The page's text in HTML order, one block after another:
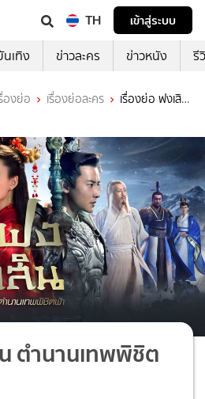
TH
เข้าสู่ระบบ
นเทิง ข่าวละคร ข่าวหนัง รี
องย่อ เรื่องย่อละคร
เรื่องย่อ ฟงเสิน
ตำนานเทพพิชิต